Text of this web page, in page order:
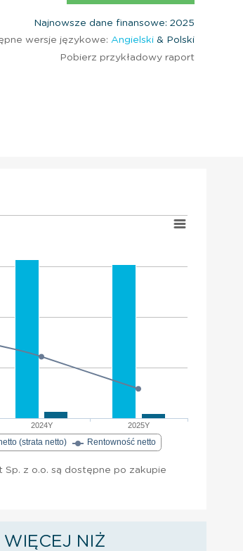
Najnowsze dane finansowe: 2025
wersje językowe: Angielski & Polski
Pobierz przykładowy raport
2024Y 2025Y
(strata netto) Rentowność netto
Sp. z o.o. są dostępne po zakupie
WIĘCEJ NIŻ